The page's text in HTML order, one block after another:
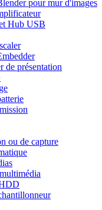
pour mur d'images
Hub USB
de présentation
ou de capture